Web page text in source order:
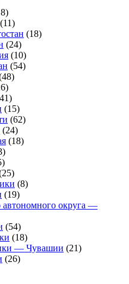
(11)
(18)
(24)
(10)
(54)
(15)
(62)
(24)
(18)
(8)
(19)
округа —
(54)
(18)
— Чувашии (21)
(26)